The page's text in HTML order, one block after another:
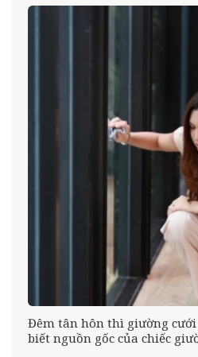
Đêm tân hôn thì giường
biết nguồn gốc của chiếc